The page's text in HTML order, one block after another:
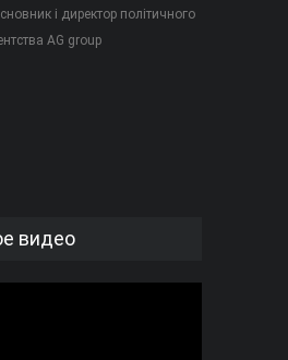
і директор політичного
AG group
видео